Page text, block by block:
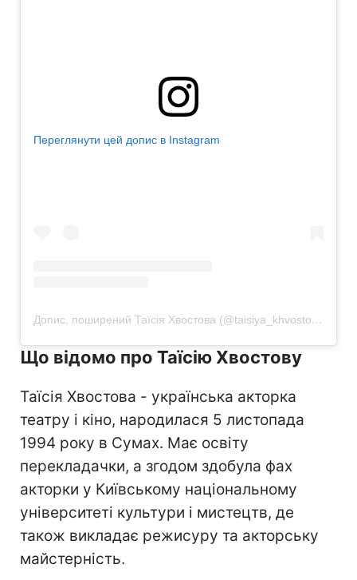
Переглянути цей допис в Instagram
Допис, поширений Таїсія Хвостова (@taisiya_khvostova)
Що відомо про Таїсію Хвостову
Таїсія Хвостова - українська акторка
театру і кіно, народилася 5 листопада
1994 року в Сумах. Має освіту
перекладачки, а згодом здобула фах
акторки у Київському національному
університеті культури і мистецтв, де
також викладає режисуру та акторську
майстерність.